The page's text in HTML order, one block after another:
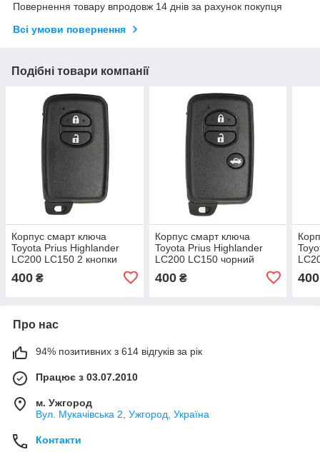
Повернення товару впродовж 14 днів за рахунок покупця
Всі умови повернення
Подібні товари компанії
Корпус смарт ключа
Toyota Prius Highlander
LC200 LC150 2 кнопки
400 ₴
Корпус смарт ключа
Toyota Prius Highlander
LC200 LC150 чорний
400₴ 400
Про нас
94% позитивних з 614 відгуків за рік
Працює з 03.07.2010
м. Ужгород
Вул. Мукачівська 2, Ужгород, Україна
Контакти